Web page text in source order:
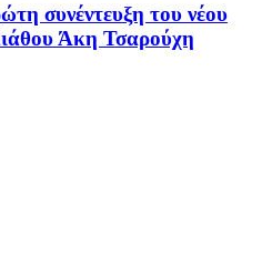
συνέντευξη του νέου
Άκη Τσαρούχη